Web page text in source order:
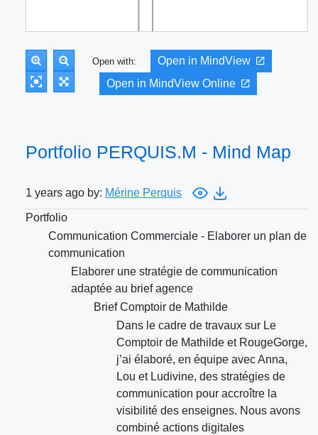
Open with:
Open in MindView
Open in MindView Online
Portfolio PERQUIS.M - Mind Map
1 years ago by: Mérine Perquis
Portfolio
Communication Commerciale - Elaborer un plan de
communication
Elaborer une stratégie de communication
adaptée au brief agence
Brief Comptoir de Mathilde
Dans le cadre de travaux sur Le
Comptoir de Mathilde et RougeGorge,
j’ai élaboré, en équipe avec Anna,
Lou et Ludivine, des stratégies de
communication pour accroître la
visibilité des enseignes. Nous avons
combiné actions digitales